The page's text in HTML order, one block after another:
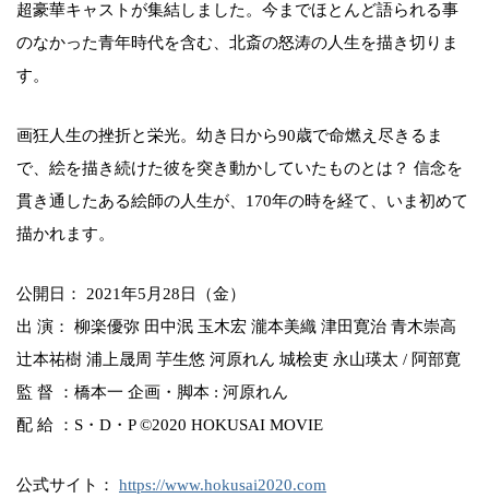
超豪華キャストが集結しました。今までほとんど語られる事
のなかった青年時代を含む、北斎の怒涛の人生を描き切りま
す。
画狂人生の挫折と栄光。幼き日から90歳で命燃え尽きるま
で、絵を描き続けた彼を突き動かしていたものとは？ 信念を
貫き通したある絵師の人生が、170年の時を経て、いま初めて
描かれます。
公開日： 2021年5月28日（金）
出 演： 柳楽優弥 田中泯 玉木宏 瀧本美織 津田寛治 青木崇高
辻本祐樹 浦上晟周 芋生悠 河原れん 城桧吏 永山瑛太 / 阿部寛
監 督 ：橋本一 企画・脚本 : 河原れん
配 給 ：S・D・P ©2020 HOKUSAI MOVIE
公式サイト： https://www.hokusai2020.com